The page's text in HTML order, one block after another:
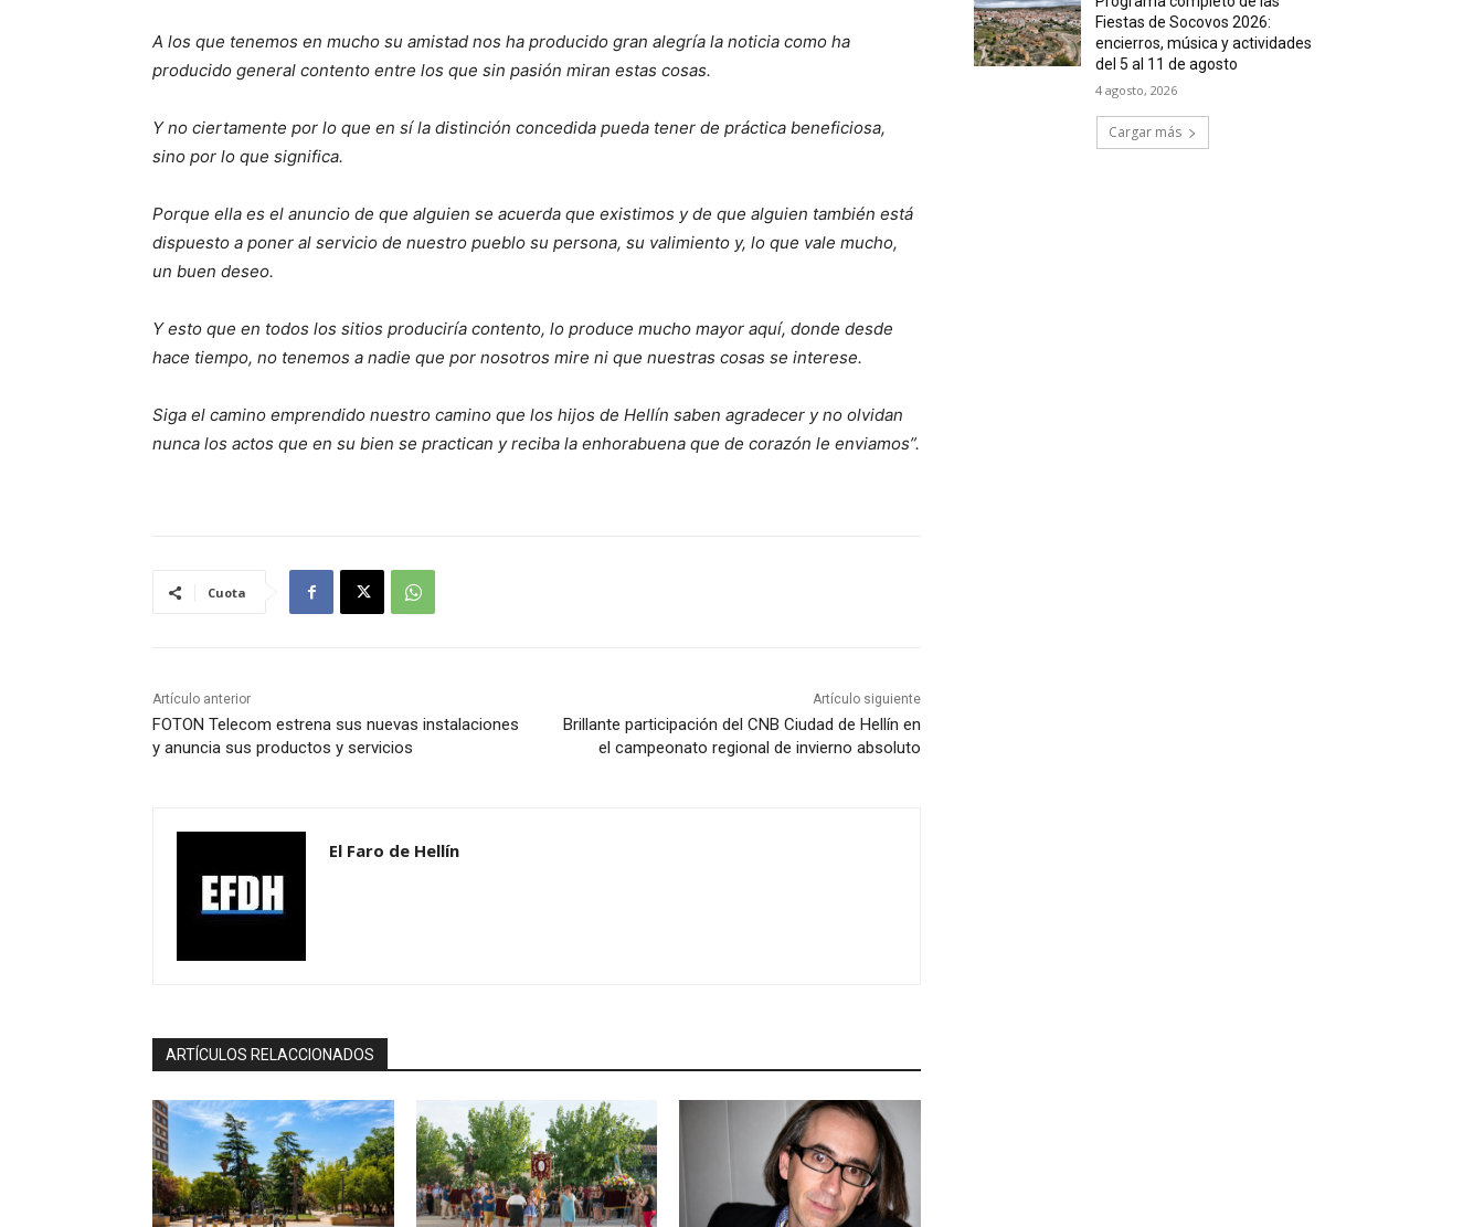
A los que tenemos en mucho su amistad nos ha producido gran alegría la noticia como ha
producido general contento entre los que sin pasión miran estas cosas.
Y no ciertamente por lo que en sí la distinción concedida pueda tener de práctica beneficiosa,
sino por lo que significa.
Porque ella es el anuncio de que alguien se acuerda que existimos y de que alguien también está
dispuesto a poner al servicio de nuestro pueblo su persona, su valimiento y, lo que vale mucho,
un buen deseo.
Y esto que en todos los sitios produciría contento, lo produce mucho mayor aquí, donde desde
hace tiempo, no tenemos a nadie que por nosotros mire ni que nuestras cosas se interese.
Siga el camino emprendido nuestro camino que los hijos de Hellín saben agradecer y no olvidan
nunca los actos que en su bien se practican y reciba la enhorabuena que de corazón le enviamos”.
Cuota
Artículo anterior
FOTON Telecom estrena sus nuevas instalaciones
y anuncia sus productos y servicios
Artículo siguiente
Brillante participación del CNB Ciudad de Hellín en
el campeonato regional de invierno absoluto
El Faro de Hellín
ARTÍCULOS RELACCIONADOS
Fiestas de Socovos 2026:
encierros, música y actividades
del 5 al 11 de agosto
4 agosto, 2026
Cargar más